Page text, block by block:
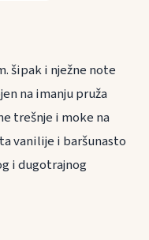
šipak i nježne note
na imanju pruža
trešnje i moke na
vanilije i baršunasto
i dugotrajnog